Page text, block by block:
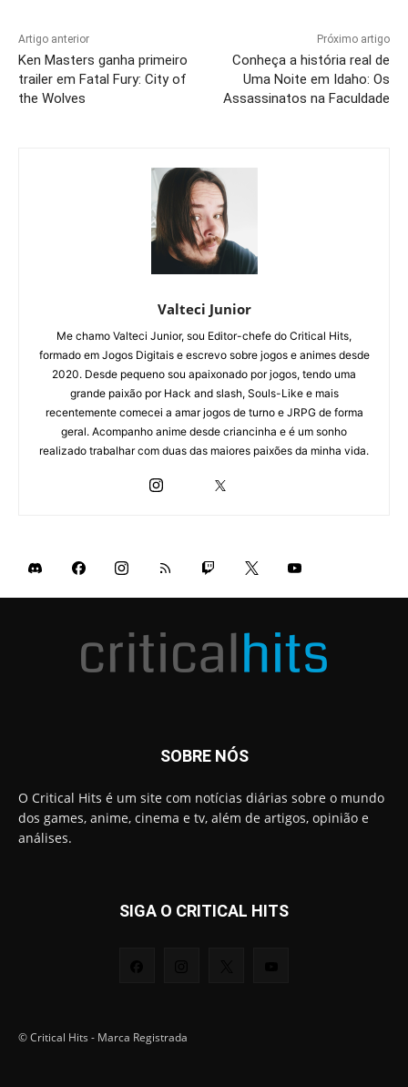
Artigo anterior
Ken Masters ganha primeiro
trailer em Fatal Fury: City of
the Wolves
Próximo artigo
Conheça a história real de
Uma Noite em Idaho: Os
Assassinatos na Faculdade
Valteci Junior
Me chamo Valteci Junior, sou Editor-chefe do Critical Hits,
formado em Jogos Digitais e escrevo sobre jogos e animes desde
2020. Desde pequeno sou apaixonado por jogos, tendo uma
grande paixão por Hack and slash, Souls-Like e mais
recentemente comecei a amar jogos de turno e JRPG de forma
geral. Acompanho anime desde criancinha e é um sonho
realizado trabalhar com duas das maiores paixões da minha vida.
SOBRE NÓS
O Critical Hits é um site com notícias diárias sobre o mundo
dos games, anime, cinema e tv, além de artigos, opinião e
análises.
SIGA O CRITICAL HITS
© Critical Hits - Marca Registrada